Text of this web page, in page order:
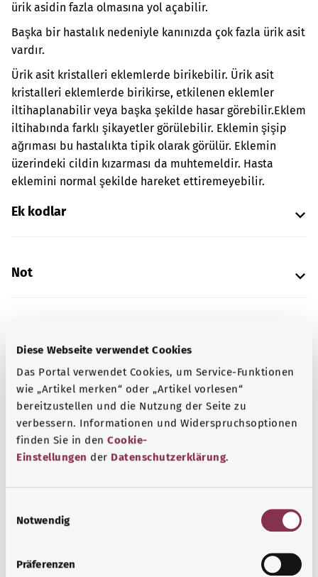
Diese Webseite verwendet Cookies
Das Portal verwendet Cookies, um Service-Funktionen
wie „Artikel merken“ oder „Artikel vorlesen“
bereitzustellen und die Nutzung der Seite zu
verbessern. Informationen und Widerspruchsoptionen
finden Sie in den Cookie-
Einstellungen der Datenschutzerklärung.
Notwendig
Präferenzen
ürik asidin fazla olmasına yol açabilir.
Başka bir hastalık nedeniyle kanınızda çok fazla ürik asit
vardır.
Ürik asit kristalleri eklemlerde birikebilir. Ürik asit
kristalleri eklemlerde birikirse, etkilenen eklemler
iltihaplanabilir veya başka şekilde hasar görebilir.Eklem
iltihabında farklı şikayetler görülebilir. Eklemin şişip
ağrıması bu hastalıkta tipik olarak görülür. Eklemin
üzerindeki cildin kızarması da muhtemeldir. Hasta
eklemini normal şekilde hareket ettiremeyebilir.
Ek kodlar
Not
Federal Sağlık Bakanlığı (BMG) adına "Was hab' ich?"
gemeinnützige GmbH tarafından sağlanmıştır.
Kapsamlı bilgi
Diğer yazılar